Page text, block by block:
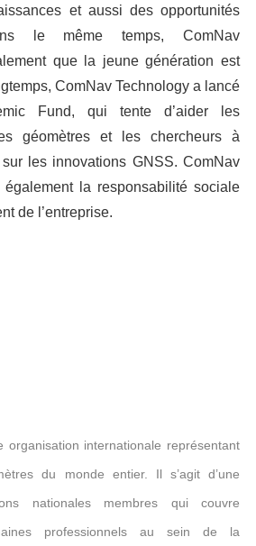
et aussi des opportunités
le même temps, ComNav
que la jeune génération est
ComNav Technology a lancé
Fund, qui tente d’aider les
géomètres et les chercheurs à
les innovations GNSS. ComNav
également la responsabilité sociale
de l’entreprise.
internationale représentant
du monde entier. Il s’agit d’une
nationales membres qui couvre
professionnels au sein de la